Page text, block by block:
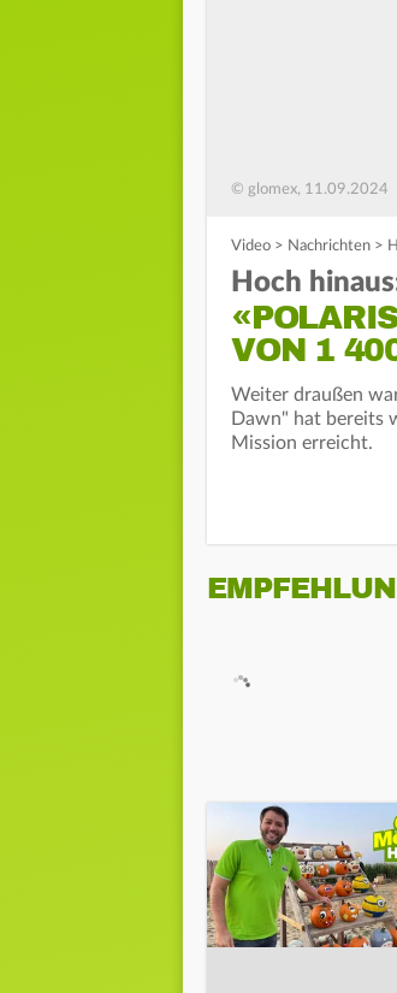
© glomex, 11.09.2024
Video > Nachrichten >
Hoch
VON 1
Weiter draußen
Dawn" hat bereits
Mission erreicht.